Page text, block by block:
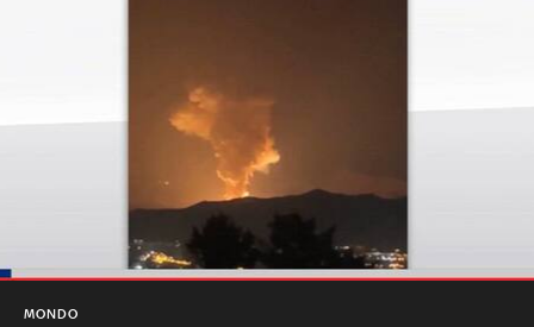
MONDO